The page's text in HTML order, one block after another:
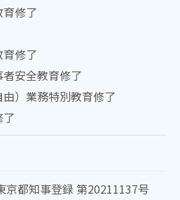
修了
修了
安全教育修了
）業務特別教育修了
了
京都知事登録 第20211137号